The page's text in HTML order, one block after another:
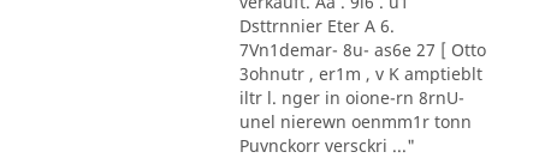
Dsttrnnier Eter A 6.
7Vn1demar- 8u- as6e 27 [ Otto
3ohnutr , er1m , v K amptieblt
iltr l. nger in oione-rn 8rnU-
unel nierewn oenmm1r tonn
Puvnckorr versckri ..."